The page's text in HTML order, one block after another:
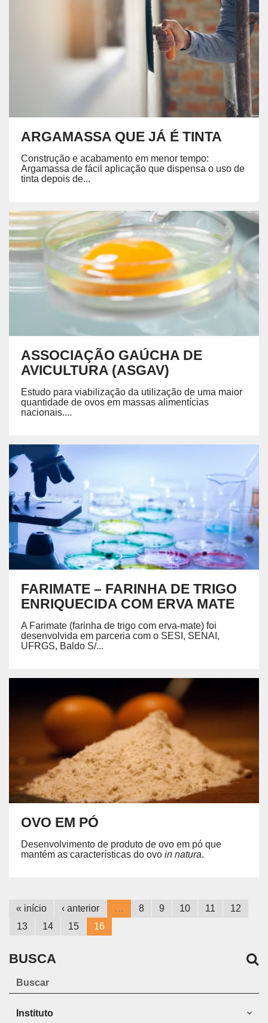
ARGAMASSA QUE JÁ É TINTA
Construção e acabamento em menor tempo:
Argamassa de fácil aplicação que dispensa o uso de
tinta depois de...
ASSOCIAÇÃO GAÚCHA DE
AVICULTURA (ASGAV)
Estudo para viabilização da utilização de uma maior
quantidade de ovos em massas alimentícias
nacionais....
FARIMATE – FARINHA DE TRIGO
ENRIQUECIDA COM ERVA MATE
A Farimate (farinha de trigo com erva-mate) foi
desenvolvida em parceria com o SESI, SENAI,
UFRGS, Baldo S/...
OVO EM PÓ
Desenvolvimento de produto de ovo em pó que
mantém as características do ovo in natura.
« início ‹ anterior … 8 9 10 11
12
13
14 15 16
BUSCA